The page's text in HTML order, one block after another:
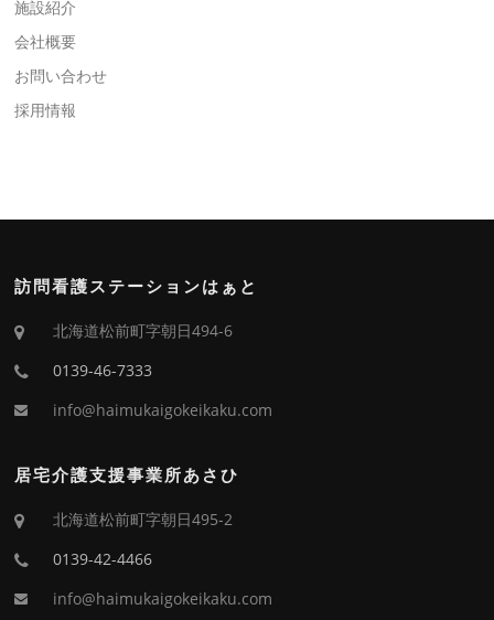
施設紹介
会社概要
お問い合わせ
採用情報
訪問看護ステーションはぁと
北海道松前町字朝日494-6
0139-46-7333
info@haimukaigokeikaku.com
居宅介護支援事業所あさひ
北海道松前町字朝日495-2
0139-42-4466
info@haimukaigokeikaku.com